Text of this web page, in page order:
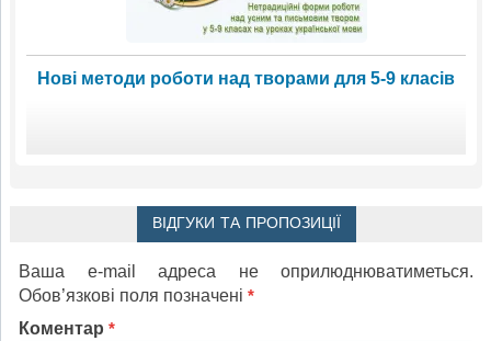
Нові методи роботи над творами для 5-9 класів
ВІДГУКИ ТА ПРОПОЗИЦІЇ
Ваша e-mail адреса не оприлюднюватиметься.
Обов’язкові поля позначені *
Коментар *